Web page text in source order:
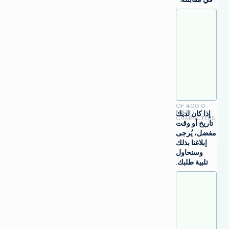
0 OF 400
MAX
CHARACTERS
إذا كان لديك
تاريخ أو وقت
مفضل، يُرجى
إبلاغنا بذلك
وسنحاول
تلبية طلبك.